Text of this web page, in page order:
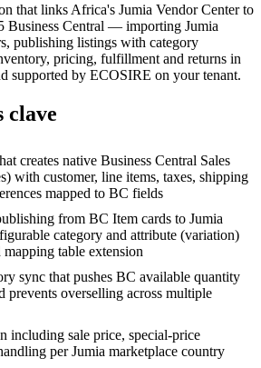
that links Africa's Jumia Vendor Center to
Business Central — importing Jumia
publishing listings with category
pricing, fulfillment and returns in
supported by ECOSIRE on your tenant.
clave
creates native Business Central Sales
with customer, line items, taxes, shipping
mapped to BC fields
from BC Item cards to Jumia
category and attribute (variation)
table extension
sync that pushes BC available quantity
prevents overselling across multiple
including sale price, special-price
per Jumia marketplace country